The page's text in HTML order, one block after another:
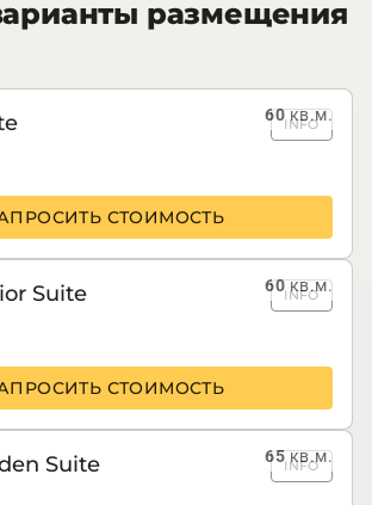
размещения
60кв.м.
INFO
СТОИМОСТЬ
60кв.м.
Suite INFO
СТОИМОСТЬ
65кв.м.
Suite INFO